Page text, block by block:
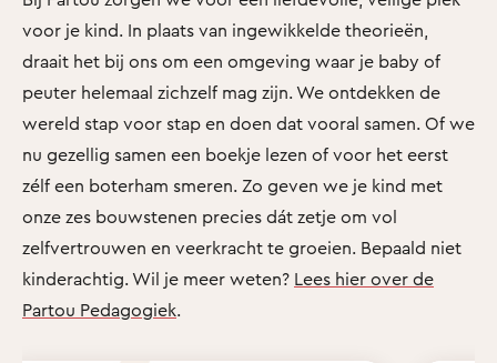
voor je kind. In plaats van ingewikkelde theorieën,
draait het bij ons om een omgeving waar je baby of
peuter helemaal zichzelf mag zijn. We ontdekken de
wereld stap voor stap en doen dat vooral samen. Of we
nu gezellig samen een boekje lezen of voor het eerst
zélf een boterham smeren. Zo geven we je kind met
onze zes bouwstenen precies dát zetje om vol
zelfvertrouwen en veerkracht te groeien. Bepaald niet
kinderachtig. Wil je meer weten? Lees hier over de
Partou Pedagogiek.